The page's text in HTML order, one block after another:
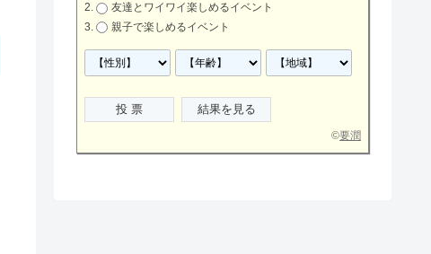
友達とワイワイ楽しめるイベント
親子で楽しめるイベント
©要潤